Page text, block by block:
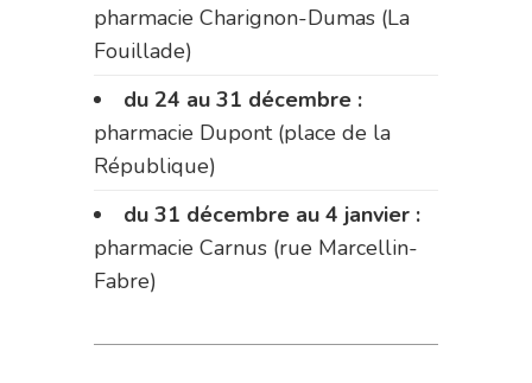
pharmacie Charignon-Dumas (La
Fouillade)
du 24 au 31 décembre :
pharmacie Dupont (place de la
République)
du 31 décembre au 4 janvier :
pharmacie Carnus (rue Marcellin-
Fabre)